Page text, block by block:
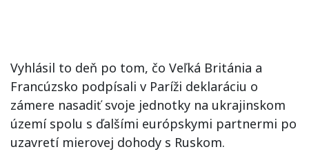
Vyhlásil to deň po tom, čo Veľká Británia a
Francúzsko podpísali v Paríži deklaráciu o
zámere nasadiť svoje jednotky na ukrajinskom
území spolu s ďalšími európskymi partnermi po
uzavretí mierovej dohody s Ruskom.